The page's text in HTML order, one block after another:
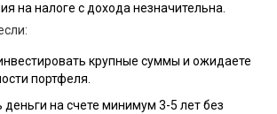
на налоге с дохода незначительна.
крупные суммы и ожидаете
портфеля.
деньги на счете минимум 3-5 лет без